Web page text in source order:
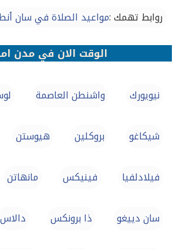
روابط تهمك :مواعيد الصلاة في سان
الوقت الان في مدن
نيويورك واشنطن العاصمة
شيكاغو بروكلين هيوستن
فيلادلفيا فينيكس مانهاتن
سان دييغو ذا برونكس دالاس